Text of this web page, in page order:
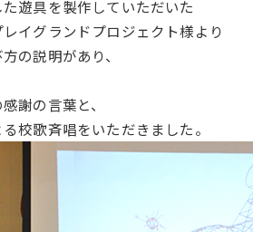
遊具を製作していただいた
イグランドプロジェクト様より
の説明があり、
謝の言葉と、
校歌斉唱をいただきました。